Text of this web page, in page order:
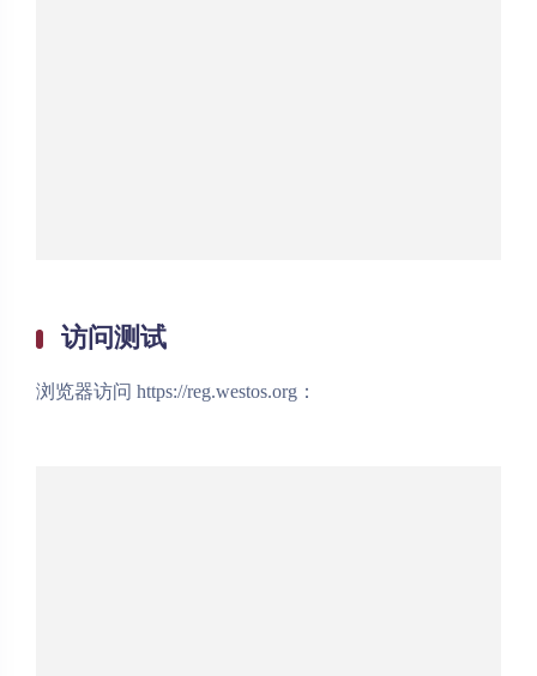
访问测试
浏览器访问 https://reg.westos.org：